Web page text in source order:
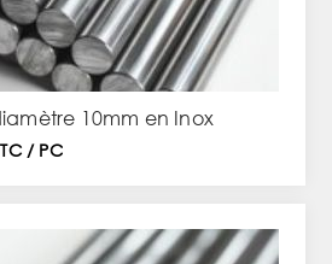
10mm en Inox
/ PC